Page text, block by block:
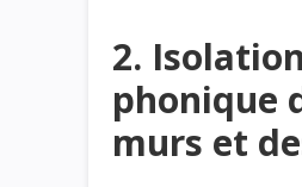
2. Isolation
phonique
murs et